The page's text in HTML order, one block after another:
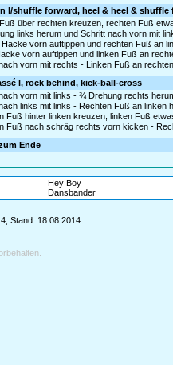
l/shuffle forward, heel & heel & shuffle
über rechten kreuzen, rechten Fuß
links herum und Schritt nach vorn mit
vorn auftippen und rechten Fuß an
vorn auftippen und linken Fuß an
vorn mit rechts - Linken Fuß an
l, rock behind, kick-ball-cross
vorn mit links - ¾ Drehung rechts
links mit links - Rechten Fuß an linken
Fuß hinter linken kreuzen, linken Fuß
Fuß nach schräg rechts vorn kicken -
Ende
Hey Boy
Dansbander
Stand: 18.08.2014